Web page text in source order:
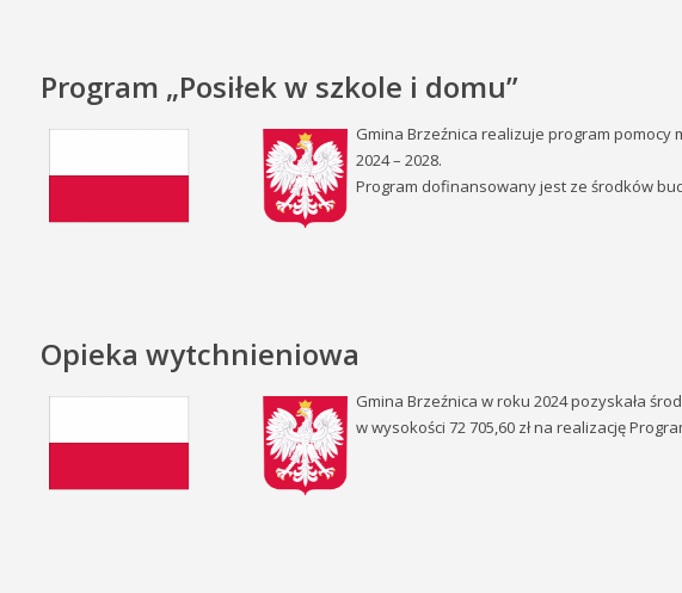
Program „Posiłek w szkole i domu”
Gmina Brzeźnica realizuje program pomocy
2024 – 2028.
Program dofinansowany jest ze środków
Opieka wytchnieniowa
Gmina Brzeźnica w roku 2024 pozyskała
w wysokości 72 705,60 zł na realizację